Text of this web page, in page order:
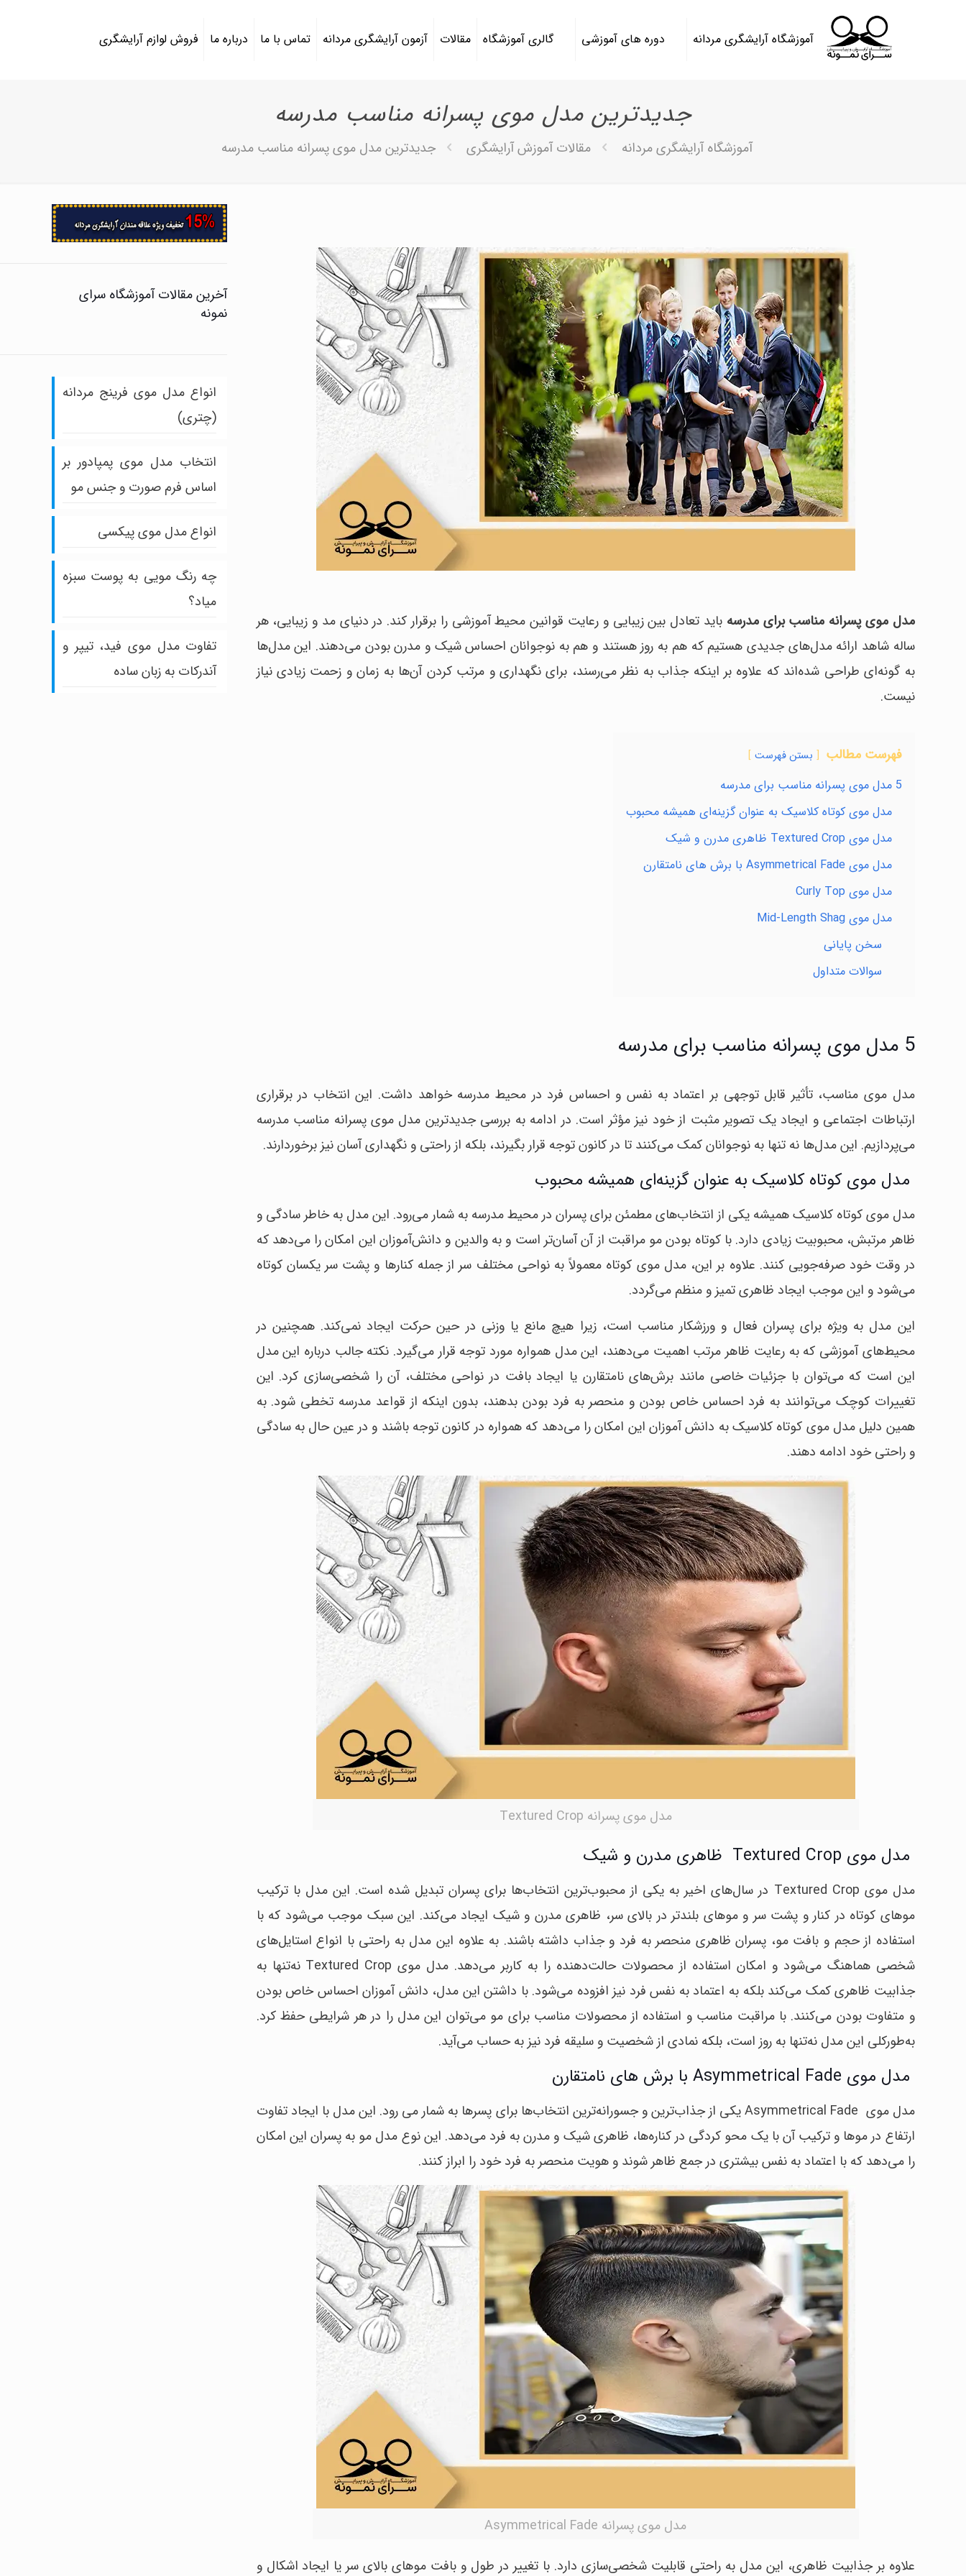
آموزشگاه آرایشگری مردانه دوره های آموزشی گالری آموزشگاه مقالات آزمون آرایشگری مردانه تماس با ما درباره ما فروش لوازم آرایشگری
جدیدترین مدل موی پسرانه مناسب مدرسه
آموزشگاه آرایشگری مردانه مقالات آموزش آرایشگری جدیدترین مدل موی پسرانه مناسب مدرسه
مدل موی پسرانه مناسب برای مدرسه باید تعادل بین زیبایی و رعایت قوانین محیط آموزشی را برقرار کند. در دنیای مد و زیبایی، هر
ساله شاهد ارائه مدل‌های جدیدی هستیم که هم به روز هستند و هم به نوجوانان احساس شیک و مدرن بودن می‌دهند. این مدل‌ها
به گونه‌ای طراحی شده‌اند که علاوه بر اینکه جذاب به نظر می‌رسند، برای نگهداری و مرتب کردن آن‌ها به زمان و زحمت زیادی نیاز
نیست.
فهرست مطالب بستن فهرست
5 مدل موی پسرانه مناسب برای مدرسه
مدل موی کوتاه کلاسیک به عنوان گزینه‌ای همیشه محبوب
مدل موی Textured Crop ظاهری مدرن و شیک
مدل موی Asymmetrical Fade با برش های نامتقارن
مدل موی Curly Top
مدل موی Mid-Length Shag
سخن پایانی
سوالات متداول
5 مدل موی پسرانه مناسب برای مدرسه
مدل موی مناسب، تأثیر قابل توجهی بر اعتماد به نفس و احساس فرد در محیط مدرسه خواهد داشت. این انتخاب در برقراری
ارتباطات اجتماعی و ایجاد یک تصویر مثبت از خود نیز مؤثر است. در ادامه به بررسی جدیدترین مدل‌ موی پسرانه مناسب مدرسه
می‌پردازیم. این مدل‌ها نه تنها به نوجوانان کمک می‌کنند تا در کانون توجه قرار بگیرند، بلکه از راحتی و نگهداری آسان نیز برخوردارند.
مدل موی کوتاه کلاسیک به عنوان گزینه‌ای همیشه محبوب
مدل موی کوتاه کلاسیک همیشه یکی از انتخاب‌های مطمئن برای پسران در محیط مدرسه به شمار می‌رود. این مدل به خاطر سادگی و
ظاهر مرتبش، محبوبیت زیادی دارد. با کوتاه بودن مو مراقبت از آن آسان‌تر است و به والدین و دانش‌آموزان این امکان را می‌دهد که
در وقت خود صرفه‌جویی کنند. علاوه بر این، مدل موی کوتاه معمولاً به نواحی مختلف سر از جمله کنارها و پشت سر یکسان کوتاه
می‌شود و این موجب ایجاد ظاهری تمیز و منظم می‌گردد.
این مدل به ویژه برای پسران فعال و ورزشکار مناسب است، زیرا هیچ مانع یا وزنی در حین حرکت ایجاد نمی‌کند. همچنین در
محیط‌های آموزشی که به رعایت ظاهر مرتب اهمیت می‌دهند، این مدل همواره مورد توجه قرار می‌گیرد. نکته جالب درباره این مدل
این است که می‌توان با جزئیات خاصی مانند برش‌های نامتقارن یا ایجاد بافت در نواحی مختلف، آن را شخصی‌سازی کرد. این
تغییرات کوچک می‌توانند به فرد احساس خاص بودن و منحصر به فرد بودن بدهند، بدون اینکه از قواعد مدرسه تخطی شود. به
همین دلیل مدل موی کوتاه کلاسیک به دانش آموزان این امکان را می‌دهد که همواره در کانون توجه باشند و در عین حال به سادگی
و راحتی خود ادامه دهند.
مدل موی پسرانه Textured Crop
مدل موی Textured Crop ظاهری مدرن و شیک
مدل موی Textured Crop در سال‌های اخیر به یکی از محبوب‌ترین انتخاب‌ها برای پسران تبدیل شده است. این مدل با ترکیب
موهای کوتاه در کنار و پشت سر و موهای بلندتر در بالای سر، ظاهری مدرن و شیک ایجاد می‌کند. این سبک موجب می‌شود که با
استفاده از حجم و بافت مو، پسران ظاهری منحصر به فرد و جذاب داشته باشند. به علاوه این مدل به راحتی با انواع استایل‌های
شخصی هماهنگ می‌شود و امکان استفاده از محصولات حالت‌دهنده را به کاربر می‌دهد. مدل موی Textured Crop نه‌تنها به
جذابیت ظاهری کمک می‌کند بلکه به اعتماد به نفس فرد نیز افزوده می‌شود. با داشتن این مدل، دانش آموزان احساس خاص بودن
و متفاوت بودن می‌کنند. با مراقبت مناسب و استفاده از محصولات مناسب برای مو می‌توان این مدل را در هر شرایطی حفظ کرد.
به‌طورکلی این مدل نه‌تنها به روز است، بلکه نمادی از شخصیت و سلیقه فرد نیز به حساب می‌آید.
مدل موی Asymmetrical Fade با برش های نامتقارن
مدل موی Asymmetrical Fade یکی از جذاب‌ترین و جسورانه‌ترین انتخاب‌ها برای پسرها به شمار می رود. این مدل با ایجاد تفاوت
ارتفاع در موها و ترکیب آن با یک محو کردگی در کناره‌ها، ظاهری شیک و مدرن به فرد می‌دهد. این نوع مدل مو به پسران این امکان
را می‌دهد که با اعتماد به نفس بیشتری در جمع ظاهر شوند و هویت منحصر به فرد خود را ابراز کنند.
مدل موی پسرانه Asymmetrical Fade
علاوه بر جذابیت ظاهری، این مدل به راحتی قابلیت شخصی‌سازی دارد. با تغییر در طول و بافت موهای بالای سر یا ایجاد اشکال و
آخرین مقالات آموزشگاه سرای
نمونه
انواع مدل موی فرینج مردانه
(چتری)
انتخاب مدل موی پمپادور بر
اساس فرم صورت و جنس مو
انواع مدل موی پیکسی
چه رنگ مویی به پوست سبزه
میاد؟
تفاوت مدل موی فید، تیپر و
آندرکات به زبان ساده